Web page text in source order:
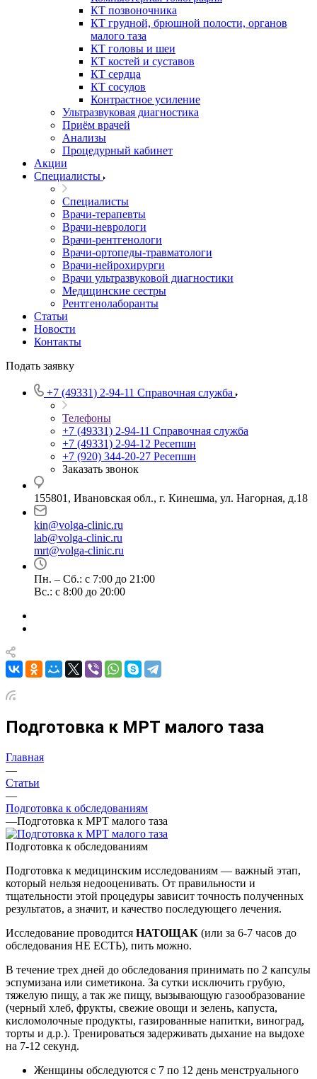
КТ позвоночника
КТ грудной, брюшной полости, органов
малого таза
КТ головы и шеи
КТ костей и суставов
КТ сердца
КТ сосудов
Контрастное усиление
Ультразвуковая диагностика
Приём врачей
Анализы
Процедурный кабинет
Акции
Специалисты
Специалисты
Врачи-терапевты
Врачи-неврологи
Врачи-рентгенологи
Врачи-ортопеды-травматологи
Врачи-нейрохирурги
Врачи ультразвуковой диагностики
Медицинские сестры
Рентгенолаборанты
Статьи
Новости
Контакты
Подать заявку
+7 (49331) 2-94-11 Справочная служба
Телефоны
+7 (49331) 2-94-11 Справочная служба
+7 (49331) 2-94-12 Ресепшн
+7 (920) 344-20-27 Ресепшн
Заказать звонок
155801, Ивановская обл., г. Кинешма, ул. Нагорная, д.18
kin@volga-clinic.ru
lab@volga-clinic.ru
mrt@volga-clinic.ru
Пн. – Сб.: с 7:00 до 21:00
Вс.: с 8:00 до 20:00
Подготовка к МРТ малого таза
Главная
—
Статьи
—
Подготовка к обследованиям
—Подготовка к МРТ малого таза
Подготовка к обследованиям
Подготовка к медицинским исследованиям — важный этап,
который нельзя недооценивать. От правильности и
тщательности этой процедуры зависит точность полученных
результатов, а значит, и качество последующего лечения.
Исследование проводится НАТОЩАК (или за 6-7 часов до
обследования НЕ ЕСТЬ), пить можно.
В течение трех дней до обследования принимать по 2 капсулы
эспумизана или симетикона. За сутки исключить грубую,
тяжелую пищу, а так же пищу, вызывающую газообразование
(черный хлеб, фрукты, свежие овощи и зелень, капуста,
кисломолочные продукты, газированные напитки, виноград,
торты и д.р.). Тренироваться задерживать дыхание на выдохе
на 7-12 секунд.
Женщины обследуются с 7 по 12 день менструального